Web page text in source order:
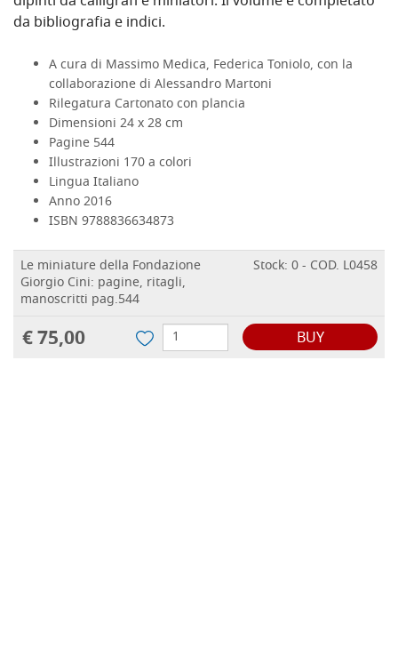
da bibliografia e indici.
A cura di Massimo Medica, Federica Toniolo, con la
collaborazione di Alessandro Martoni
Rilegatura Cartonato con plancia
Dimensioni 24 x 28 cm
Pagine 544
Illustrazioni 170 a colori
Lingua Italiano
Anno2016
ISBN 9788836634873
Le miniature della Fondazione
Giorgio Cini: pagine, ritagli,
manoscritti pag.544
Stock: 0 - COD. L0458
€ 75,00 BUY